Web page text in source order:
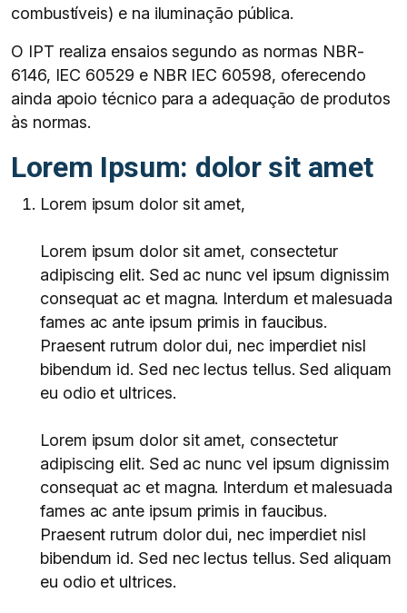
combustíveis) e na iluminação pública.
O IPT realiza ensaios segundo as normas NBR-
6146, IEC 60529 e NBR IEC 60598, oferecendo
ainda apoio técnico para a adequação de produtos
às normas.
Lorem Ipsum: dolor sit amet
Lorem ipsum dolor sit amet,
Lorem ipsum dolor sit amet, consectetur
adipiscing elit. Sed ac nunc vel ipsum dignissim
consequat ac et magna. Interdum et malesuada
fames ac ante ipsum primis in faucibus.
Praesent rutrum dolor dui, nec imperdiet nisl
bibendum id. Sed nec lectus tellus. Sed aliquam
eu odio et ultrices.
Lorem ipsum dolor sit amet, consectetur
adipiscing elit. Sed ac nunc vel ipsum dignissim
consequat ac et magna. Interdum et malesuada
fames ac ante ipsum primis in faucibus.
Praesent rutrum dolor dui, nec imperdiet nisl
bibendum id. Sed nec lectus tellus. Sed aliquam
eu odio et ultrices.